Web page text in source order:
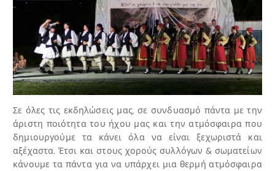
Σε όλες τις εκδηλώσεις μας, σε συνδυασμό πάντα με την
άριστη ποιότητα του ήχου μας και την ατμόσφαιρα που
δημιουργούμε τα κάνει όλα να είναι ξεχωριστά και
αξέχαστα. Έτσι και στους χορούς συλλόγων & σωματείων
κάνουμε τα πάντα για να υπάρχει μια θερμή ατμόσφαιρα